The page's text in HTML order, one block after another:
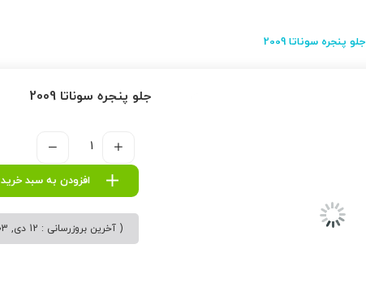
جلو پنجره سوناتا 2009
جلو پنجره سوناتا 2009
افزودن به سبد خرید
( آخرین بروزرسانی : 12 دی, 1403 )